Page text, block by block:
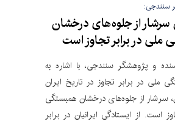
سنندجی:
سرشار از جلوه‌های درخشان
ملی در برابر تجاوز است
و پژوهشگر سنندجی، با اشاره به
ملی در برابر تجاوز در تاریخ ایران
سرشار از جلوه‌های درخشان همبستگی
است. از ایستادگی ایرانیان در برابر